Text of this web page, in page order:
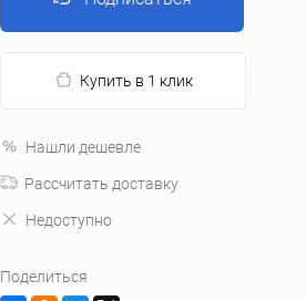
Купить в 1 клик
Нашли дешевле
Рассчитать доставку
Недоступно
Поделиться